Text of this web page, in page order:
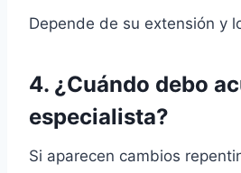
Depende de su extensión y
4. ¿Cuándo debo
especialista?
Si aparecen cambios